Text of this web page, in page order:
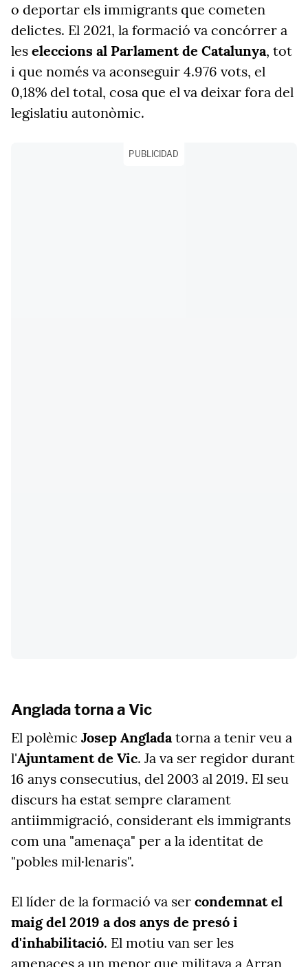
o deportar els immigrants que cometen
delictes. El 2021, la formació va concórrer a
les eleccions al Parlament de Catalunya, tot
i que només va aconseguir 4.976 vots, el
0,18% del total, cosa que el va deixar fora del
legislatiu autonòmic.
PUBLICIDAD
Anglada torna a Vic
El polèmic Josep Angladatorna a tenir veu a
l'Ajuntament de Vic. Ja va ser regidor durant
16 anys consecutius, del 2003 al 2019. El seu
discurs ha estat sempre clarament
antiimmigració, considerant els immigrants
com una "amenaça" per a la identitat de
"pobles mil·lenaris".
El líder de la formació va ser condemnat el
maig del 2019 a dos anys de presó i
d'inhabilitació. El motiu van ser les
amenaces a un menor que militava a Arran,